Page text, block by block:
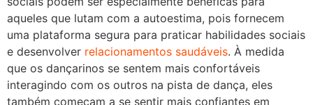
aqueles que lutam com a autoestima, pois fornecem
uma plataforma segura para praticar habilidades sociais
e desenvolver relacionamentos saudáveis. À medida
que os dançarinos se sentem mais confortáveis ​​
interagindo com os outros na pista de dança, eles
também começam a se sentir mais confiantes em